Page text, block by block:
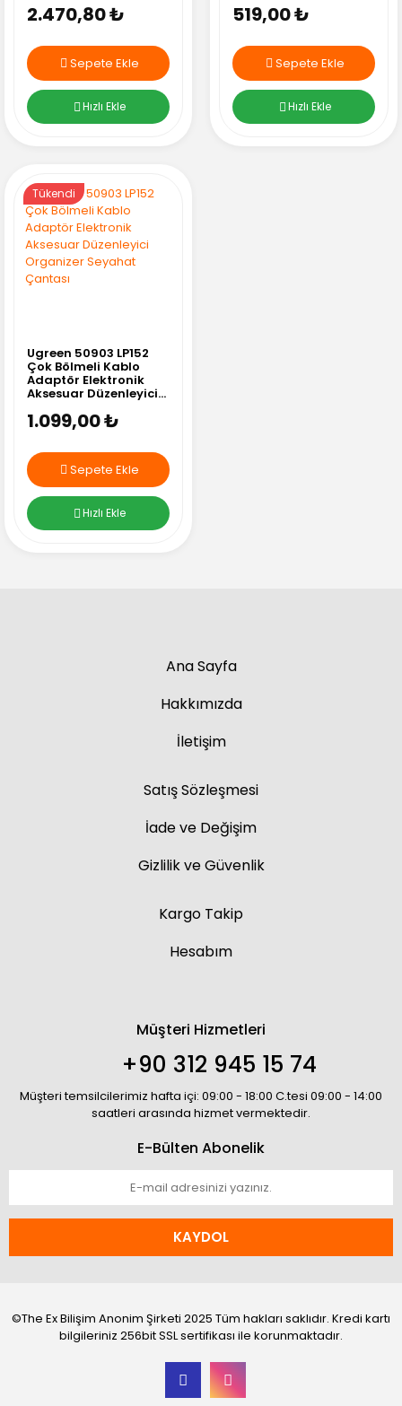
2.470,80 ₺
Sepete Ekle
Hızlı Ekle
519,00 ₺
Sepete Ekle
Hızlı Ekle
Tükendi
Ugreen 50903 LP152
Çok Bölmeli Kablo
Adaptör Elektronik
Aksesuar Düzenleyici
Çantası
1.099,00 ₺
Sepete Ekle
Hızlı Ekle
Ana Sayfa
Hakkımızda
İletişim
Satış Sözleşmesi
İade ve Değişim
Gizlilik ve Güvenlik
Kargo Takip
Hesabım
Müşteri Hizmetleri
+90 312 945 15 74
Müşteri temsilcilerimiz hafta içi: 09:00 - 18:00 C.tesi 09:00 - 14:00
saatleri arasında hizmet vermektedir.
E-Bülten Abonelik
KAYDOL
©The Ex Bilişim Anonim Şirketi 2025 Tüm hakları saklıdır. Kredi kartı
bilgileriniz 256bit SSL sertifikası ile korunmaktadır.